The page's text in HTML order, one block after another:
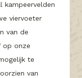
kampeervelden
viervoeter
van de
op onze
te
van